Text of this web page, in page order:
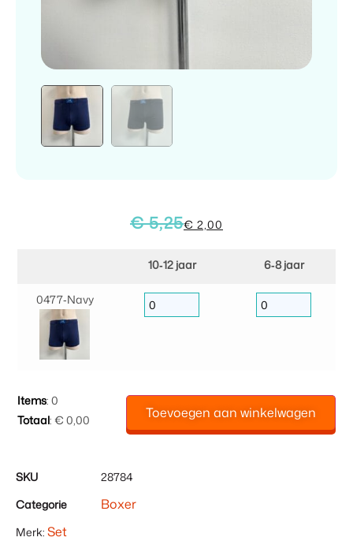
€5,25€ 2,00
10‑12 jaar 6‑8 jaar
0477‑Navy
Items: 0
Totaal: € 0,00
Uw
Toevoegen aan winkelwagen
SKU
28784
Categorie
Boxer
Merk: Set